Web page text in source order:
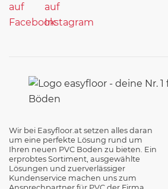
Wir bei Easyfloor.at setzen alles daran
um eine perfekte Lösung rund um
Ihren neuen PVC Boden zu bieten. Ein
erprobtes Sortiment, ausgewählte
Lösungen und zuerverlässiger
Kundenservice machen uns zum